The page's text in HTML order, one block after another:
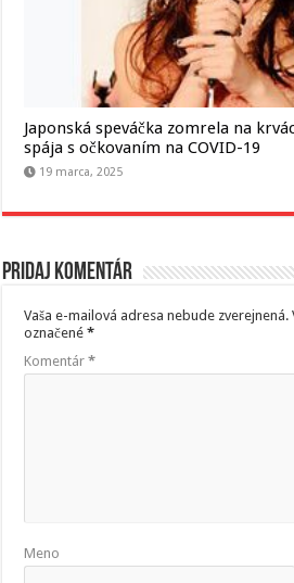
Japonská speváčka zomrela na
spája s očkovaním na COVID-19
19 marca, 2025
Pridaj komentár
Vaša e-mailová adresa nebude zverejnená.
označené*
Komentár*
Meno